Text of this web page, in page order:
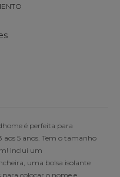
é perfeita para
aos 5 anos. Tem o tamanho
Inclui um
uma bolsa isolante
colocar o nome e